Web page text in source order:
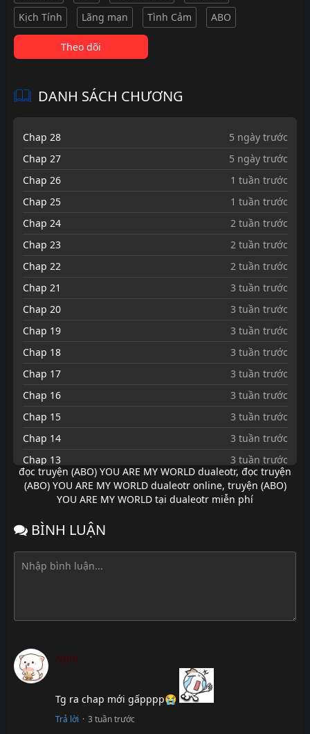
Kịch Tính
Lãng mạn Tình Cảm ABO
Theo dõi
DANH SÁCH CHƯƠNG
Chap 28
5 ngày trước
Chap 27
5 ngày trước
Chap 26
1 tuần trước
Chap 25
1 tuần trước
Chap 24
2 tuần trước
Chap 23
2 tuần trước
Chap 22
2 tuần trước
Chap 21
3 tuần trước
Chap 20
3 tuần trước
Chap 19
3 tuần trước
Chap 18
3 tuần trước
Chap 17
3 tuần trước
Chap 16
3 tuần trước
Chap 15
3 tuần trước
Chap 14
3 tuần trước
Chap 13
3 tuần trước
Chap 12
3 tuần trước
Chap 11
6 tháng
Chap 10
trước
Chap 9
trước
Chap 6
đọc truyện (ABO) YOU ARE MY WORLD dualeotr, đọc truyện
(ABO) YOU ARE MY WORLD dualeotr online, truyện (ABO)
YOU ARE MY WORLD tại dualeotr miễn phí
BÌNH LUẬN
Nghi
Tg ra chap mới gấpppp😭
Trả lời · 3 tuần trước